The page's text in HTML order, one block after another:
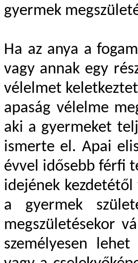
gyermek
Ha az anya a
vagy annak egy
vélelmet
apaság vélelme
aki a gyermeket
ismerte el. Apai
évvel idősebb férfi
idejének
a gyermek
megszületésekor
személyesen